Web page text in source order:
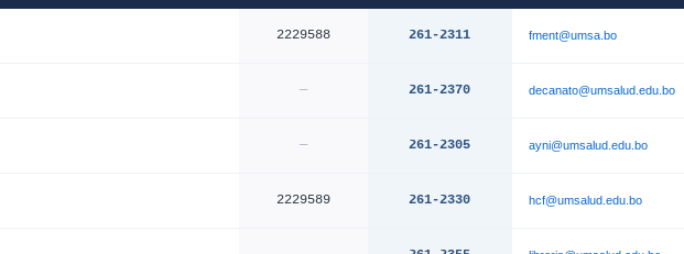
2229588 261-2311 fment@umsa.bo
— 261-2370 decanato@umsalud.edu.bo
— 261-2305 ayni@umsalud.edu.bo
2229589 261-2330 hcf@umsalud.edu.bo